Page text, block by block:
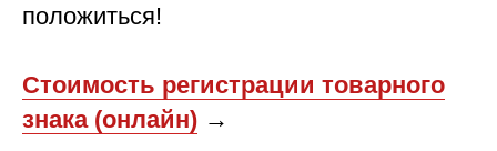
положиться!
Стоимость регистрации товарного
знака (онлайн) →